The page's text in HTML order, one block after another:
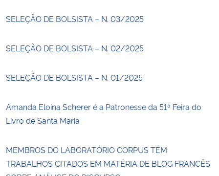
SELEÇÃO DE BOLSISTA – N. 03/2025
SELEÇÃO DE BOLSISTA – N. 02/2025
SELEÇÃO DE BOLSISTA – N. 01/2025
Amanda Eloina Scherer é a Patronesse da 51ª Feira do
Livro de Santa Maria
MEMBROS DO LABORATÓRIO CORPUS TÊM
TRABALHOS CITADOS EM MATÉRIA DE BLOG FRANCÊS